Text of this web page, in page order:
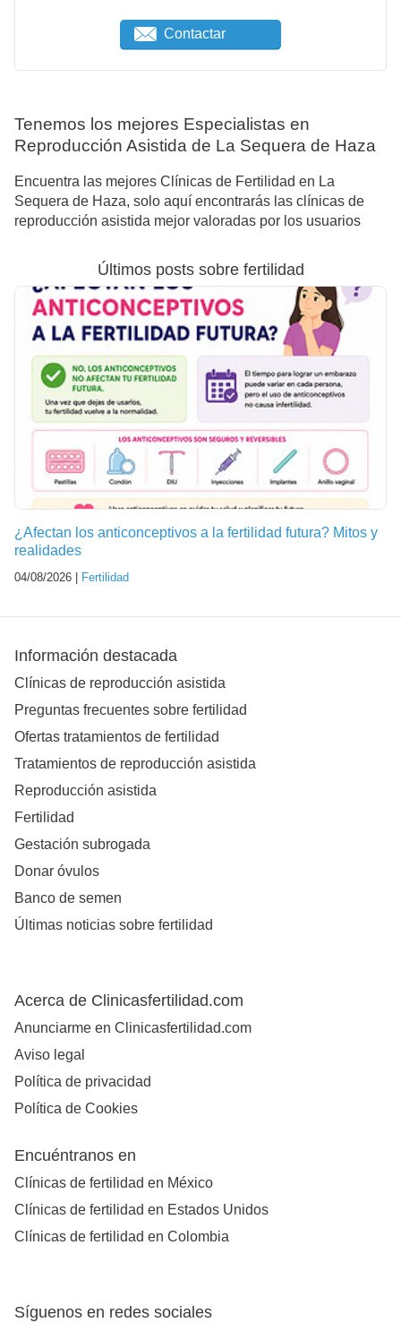
Contactar
Tenemos los mejores Especialistas en
Reproducción Asistida de La Sequera de Haza
Encuentra las mejores Clínicas de Fertilidad en La
Sequera de Haza, solo aquí encontrarás las clínicas de
reproducción asistida mejor valoradas por los usuarios
Últimos posts sobre fertilidad
¿Afectan los anticonceptivos a la fertilidad futura? Mitos y
realidades
04/08/2026 | Fertilidad
Información destacada
Clínicas de reproducción asistida
Preguntas frecuentes sobre fertilidad
Ofertas tratamientos de fertilidad
Tratamientos de reproducción asistida
Reproducción asistida
Fertilidad
Gestación subrogada
Donar óvulos
Banco de semen
Últimas noticias sobre fertilidad
Acerca de Clinicasfertilidad.com
Anunciarme en Clinicasfertilidad.com
Aviso legal
Política de privacidad
Política de Cookies
Encuéntranos en
Clínicas de fertilidad en México
Clínicas de fertilidad en Estados Unidos
Clínicas de fertilidad en Colombia
Síguenos en redes sociales